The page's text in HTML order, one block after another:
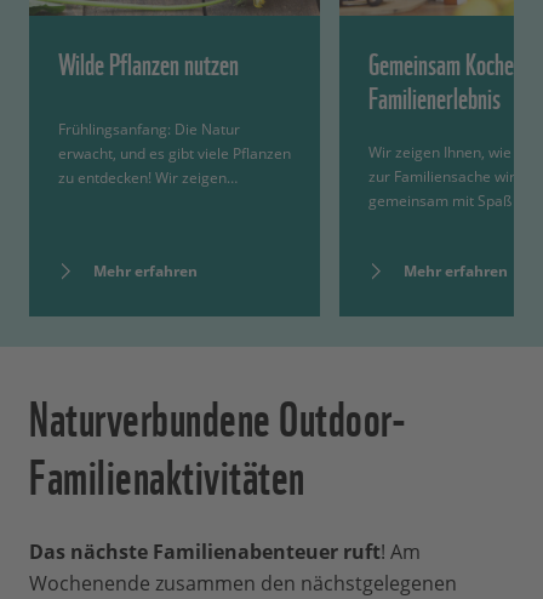
Wilde Pflanzen nutzen
Frühlingsanfang: Die Natur
erwacht, und es gibt viele Pflanzen
zu entdecken! Wir zeigen…
Mehr erfahren
Gemeinsam Kochen
Familienerlebnis
Wir zeigen Ihnen, wie das
zur Familiensache wird,
gemeinsam mit Spaß in
Mehr erfahren
Naturverbundene Outdoor-
Familienaktivitäten
Das nächste Familienabenteuer ruft! Am
Wochenende zusammen den nächstgelegenen